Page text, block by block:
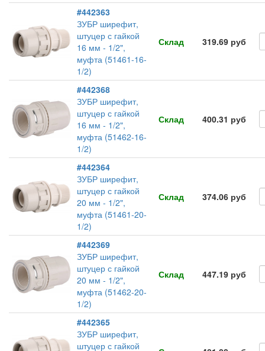
#442363
ЗУБР ширефит,
штуцер с гайкой
16 мм - 1/2",
муфта (51461-16-
1/2)
Склад 319.69 руб
#442368
ЗУБР ширефит,
штуцер с гайкой
16 мм - 1/2",
муфта (51462-16-
1/2)
Склад 400.31 руб
#442364
ЗУБР ширефит,
штуцер с гайкой
20 мм - 1/2",
муфта (51461-20-
1/2)
Склад 374.06 руб
#442369
ЗУБР ширефит,
штуцер с гайкой
20 мм - 1/2",
муфта (51462-20-
1/2)
Склад 447.19 руб
#442365
ЗУБР ширефит,
штуцер с гайкой